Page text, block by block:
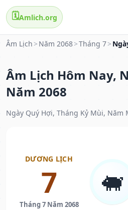
🗓️Amlich.org
Âm Lịch > Năm 2068>Tháng 7>
Âm Lịch Hôm Nay,
Năm 2068
Ngày Quý Hợi, Tháng Kỷ Mùi, Năm
DƯƠNG LỊCH
7
Tháng 7 Năm 2068
🐖